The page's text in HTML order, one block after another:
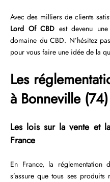
Avec des milliers de clients
Lord Of CBD est devenu
domaine du CBD. N’hésitez
pour vous faire une idée de la
Les
à Bonneville (74)
Les lois sur la vente et
France
En France, la réglementation
s’assure que tous ses